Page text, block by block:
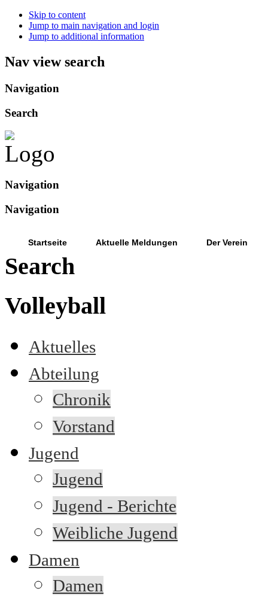
Skip to content
Jump to main navigation and login
Jump to additional information
Nav view search
Navigation
Search
Navigation
Navigation
Startseite Aktuelle Meldungen Der Verein
Search
Volleyball
Aktuelles
Abteilung
Chronik
Vorstand
Jugend
Jugend
Jugend - Berichte
Weibliche Jugend
Damen
Damen